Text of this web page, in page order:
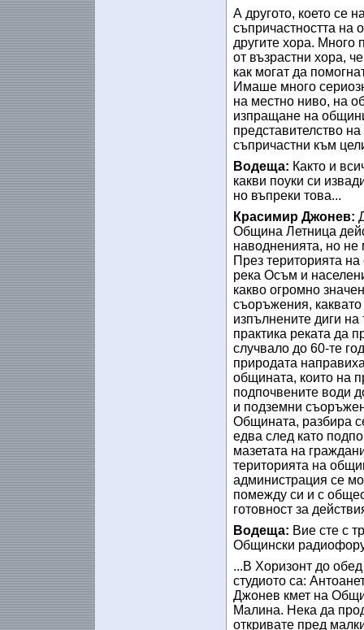
А другото, което се
съпричастността на
другите хора. Много
от възрастни хора,
как могат да
Имаше много
на местно ниво, на
изпращане на
представителство
съпричастни към
Водеща: Както и
какви поуки си
но въпреки това...
Красимир Джонев:
Община Летница
наводненията, но
През територията
река Осъм и
какво огромно
съоръжения,
изпълнените диги
практика реката да
случвало до 60-те
природата
общината, които на
подпочвените води
и подземни
Общината, разбира
едва след като
мазетата на
територията на
администрация се
помежду си и с
готовност за
Водеща: Вие сте с
Общински
...В Хоризонт до
студиото са:
Джонев кмет на
Малина. Нека да
откривате пред